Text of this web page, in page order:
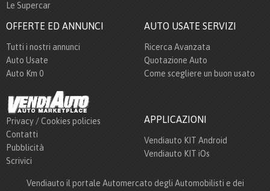
Le Supercar
OFFERTE ED ANNUNCI
Tutti i nostri annunci
Auto Usate
Auto Km 0
AUTO USATE SERVIZI
Ricerca Avanzata
Quotazione Auto
Come scegliere un buon usato
Privacy / Cookies policies
Contatti
Pubblicità
Scrivici
APPLICAZIONI
Vendiauto KIT Android
Vendiauto KIT iOs
Vendiauto il portale Automercato degli Automobilisti e dei